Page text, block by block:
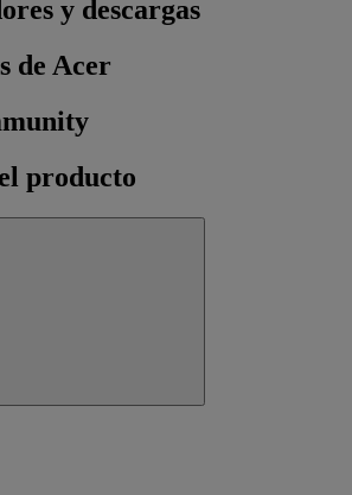
y descargas
de Acer
producto